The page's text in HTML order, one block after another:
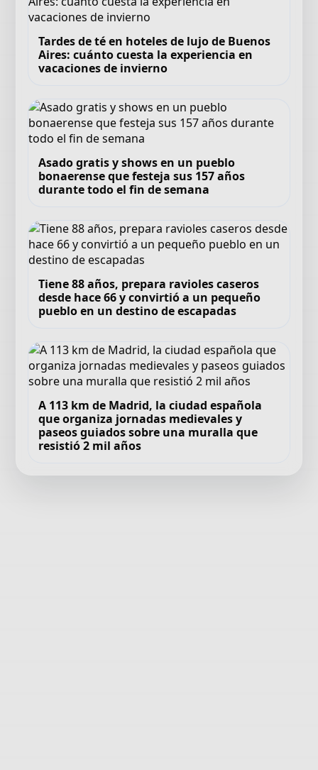
Tardes de té en hoteles de lujo de Buenos
Aires: cuánto cuesta la experiencia en
vacaciones de invierno
Asado gratis y shows en un pueblo
bonaerense que festeja sus 157 años
durante todo el fin de semana
Tiene 88 años, prepara ravioles caseros
desde hace 66 y convirtió a un pequeño
pueblo en un destino de escapadas
A 113 km de Madrid, la ciudad española
que organiza jornadas medievales y
paseos guiados sobre una muralla que
resistió 2 mil años